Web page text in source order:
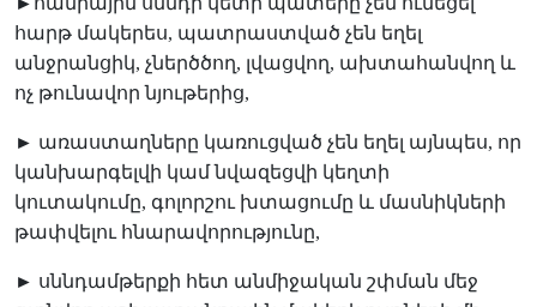
հարթ մակերես, պատրաստված չեն եղել
անջրանցիկ, չներծծող, լվացվող, ախտահանվող և
ոչ թունավոր նյութերից,
►️ առաստաղները կառուցված չեն եղել այնպես, որ
կանխարգելվի կամ նվազեցվի կեղտի
կուտակումը, գոլորշու խտացումը և մասնիկների
թափվելու հնարավորությունը,
► սննդամթերքի հետ անմիջական շփման մեջ